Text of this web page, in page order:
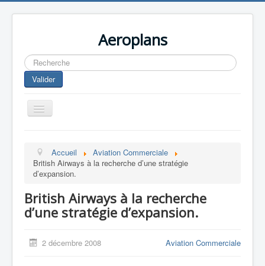
Aeroplans
Rechercher
Valider
Toggle
Navigation
Aviation Commerciale
Aviation d'Affaire
Aviation Militaire
Europespace
Drones
Accueil
Aviation Commerciale
British Airways à la recherche d’une stratégie
d’expansion.
British Airways à la recherche
d’une stratégie d’expansion.
2 décembre 2008 Aviation Commerciale